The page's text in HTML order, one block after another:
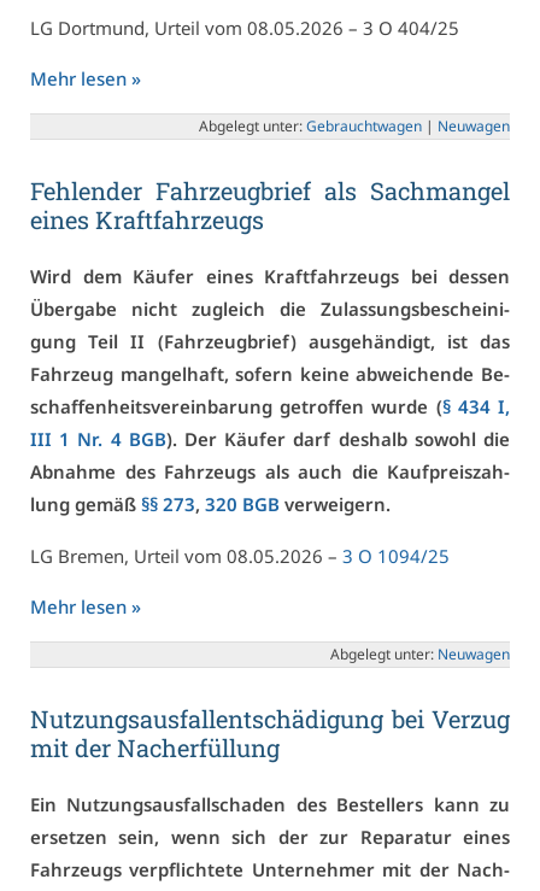
LG Dort­mund, Ur­teil vom 08.05.2026 – 3 O 404/25
Mehr le­sen »
Ab­ge­legt un­ter:Ge­braucht­wa­gen | Neu­wa­gen
Feh­len­der Fahr­zeug­brief als Sach­man­gel
ei­nes Kraft­fahr­zeugs
Wird dem Käu­fer ei­nes Kraft­fahr­zeugs bei des­sen
Über­ga­be nicht zu­gleich die Zu­las­sungs­be­schei­ni­
gung Teil II (Fahr­zeug­brief) aus­ge­hän­digt, ist das
Fahr­zeug man­gel­haft, so­fern kei­ne ab­wei­chen­de Be­
schaf­fen­heits­ver­ein­ba­rung ge­trof­fen wur­de (§ 434 I,
III 1 Nr. 4 BGB). Der Käu­fer darf des­halb so­wohl die
Ab­nah­me des Fahr­zeugs als auch die Kauf­preis­zah­
lung ge­mäß §§ 273, 320 BGB ver­wei­gern.
LG Bre­men, Ur­teil vom 08.05.2026 – 3 O 1094/25
Mehr le­sen »
Ab­ge­legt un­ter: Neu­wa­gen
Nut­zungs­aus­fall­ent­schä­di­gung bei Ver­zug
mit der Nach­er­fül­lung
Ein Nut­zungs­aus­fall­scha­den des Be­stel­lers kann zu
er­set­zen sein, wenn sich der zur Re­pa­ra­tur ei­nes
Fahr­zeugs ver­pflich­te­te Un­ter­neh­mer mit der Nach­